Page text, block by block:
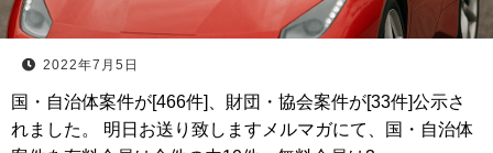
2022年7月5日
国・自治体案件が[466件]、財団・協会案件が[33件]公示さ
れました。 明日お送り致しますメルマガにて、国・自治体